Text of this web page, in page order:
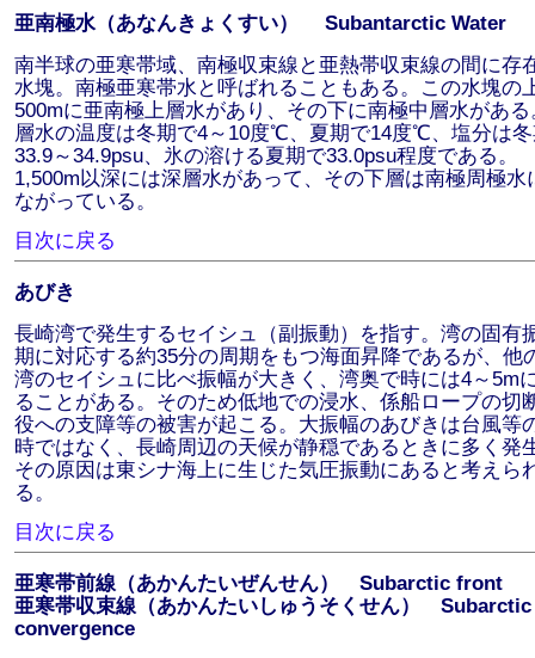
亜南極水（あなんきょくすい） Subantarctic Water
南半球の亜寒帯域、南極収束線と亜熱帯収束線の間に存
水塊。南極亜寒帯水と呼ばれることもある。この水塊の
500mに亜南極上層水があり、その下に南極中層水がある
層水の温度は冬期で4～10度℃、夏期で14度℃、塩分は
33.9～34.9psu、氷の溶ける夏期で33.0psu程度である。
1,500m以深には深層水があって、その下層は南極周極水
ながっている。
目次に戻る
あびき
長崎湾で発生するセイシュ（副振動）を指す。湾の固有
期に対応する約35分の周期をもつ海面昇降であるが、他
湾のセイシュに比べ振幅が大きく、湾奥で時には4～5m
ることがある。そのため低地での浸水、係船ロープの切
役への支障等の被害が起こる。大振幅のあびきは台風等
時ではなく、長崎周辺の天候が静穏であるときに多く発
その原因は東シナ海上に生じた気圧振動にあると考えら
る。
目次に戻る
亜寒帯前線（あかんたいぜんせん） Subarctic front
亜寒帯収束線（あかんたいしゅうそくせん） Subarctic
convergence